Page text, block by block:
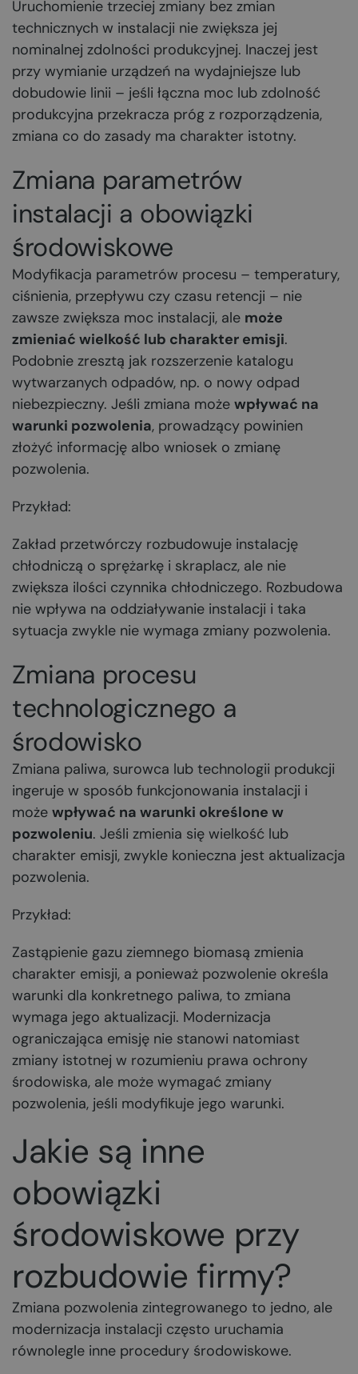
Uruchomienie trzeciej zmiany bez zmian
technicznych w instalacji nie zwiększa jej
nominalnej zdolności produkcyjnej. Inaczej jest
przy wymianie urządzeń na wydajniejsze lub
dobudowie linii – jeśli łączna moc lub zdolność
produkcyjna przekracza próg z rozporządzenia,
zmiana co do zasady ma charakter istotny.
Zmiana parametrów
instalacji a obowiązki
środowiskowe
Modyfikacja parametrów procesu – temperatury,
ciśnienia, przepływu czy czasu retencji – nie
zawsze zwiększa moc instalacji, ale może
zmieniać wielkość lub charakter emisji.
Podobnie zresztą jak rozszerzenie katalogu
wytwarzanych odpadów, np. o nowy odpad
niebezpieczny. Jeśli zmiana może wpływać na
warunki pozwolenia, prowadzący powinien
złożyć informację albo wniosek o zmianę
pozwolenia.
Przykład:
Zakład przetwórczy rozbudowuje instalację
chłodniczą o sprężarkę i skraplacz, ale nie
zwiększa ilości czynnika chłodniczego. Rozbudowa
nie wpływa na oddziaływanie instalacji i taka
sytuacja zwykle nie wymaga zmiany pozwolenia.
Zmiana procesu
technologicznego a
środowisko
Zmiana paliwa, surowca lub technologii produkcji
ingeruje w sposób funkcjonowania instalacji i
może wpływać na warunki określone w
pozwoleniu. Jeśli zmienia się wielkość lub
charakter emisji, zwykle konieczna jest aktualizacja
pozwolenia.
Przykład:
Zastąpienie gazu ziemnego biomasą zmienia
charakter emisji, a ponieważ pozwolenie określa
warunki dla konkretnego paliwa, to zmiana
wymaga jego aktualizacji. Modernizacja
ograniczająca emisję nie stanowi natomiast
zmiany istotnej w rozumieniu prawa ochrony
środowiska, ale może wymagać zmiany
pozwolenia, jeśli modyfikuje jego warunki.
Jakie są inne
obowiązki
środowiskowe przy
rozbudowie firmy?
Zmiana pozwolenia zintegrowanego to jedno, ale
modernizacja instalacji często uruchamia
równolegle inne procedury środowiskowe.